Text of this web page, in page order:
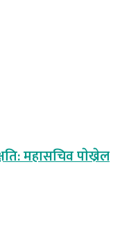
महासचिव पाेख्रेल